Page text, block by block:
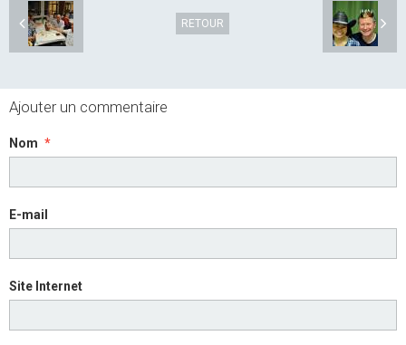
RETOUR
Ajouter un commentaire
Nom
E-mail
Site Internet